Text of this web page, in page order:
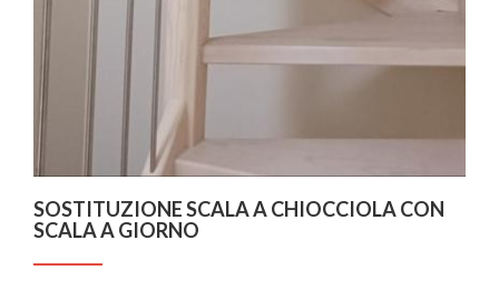
SOSTITUZIONE SCALA A CHIOCCIOLA CON
SCALA A GIORNO